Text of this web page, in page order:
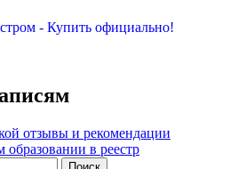
- Купить официально!
отзывы и рекомендации
в реестр